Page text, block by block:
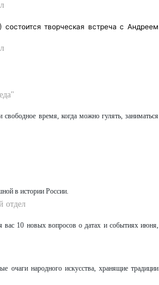
творческая встреча с Андреем
время, когда можно гулять, заниматься
в истории России.
отдел
10 новых вопросов о датах и событиях июня,
очаги народного искусства, хранящие традиции